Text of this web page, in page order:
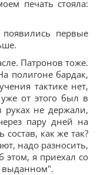
печать стояла:
первые
Патронов тоже.
полигоне бардак,
тактике нет,
от этого был в
руках не держали,
пару дней на
состав, как же так?
надо разносить,
этом, я приехал со
выданном".